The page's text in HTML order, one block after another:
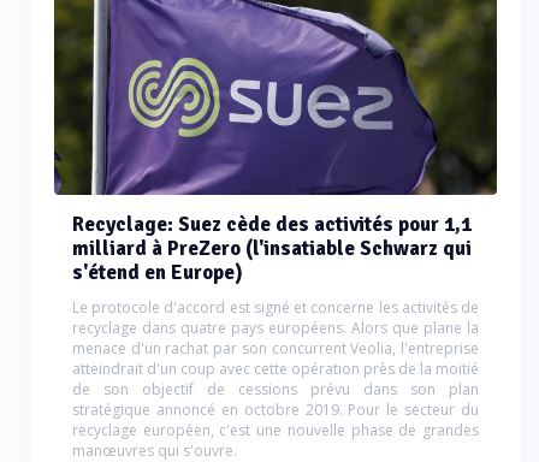
Recyclage: Suez cède des activités pour 1,1
milliard à PreZero (l'insatiable Schwarz qui
s'étend en Europe)
Le protocole d'accord est signé et concerne les activités de
recyclage dans quatre pays européens. Alors que plane la
menace d'un rachat par son concurrent Veolia, l'entreprise
atteindrait d'un coup avec cette opération près de la moitié
de son objectif de cessions prévu dans son plan
stratégique annoncé en octobre 2019. Pour le secteur du
recyclage européen, c'est une nouvelle phase de grandes
manœuvres qui s'ouvre.